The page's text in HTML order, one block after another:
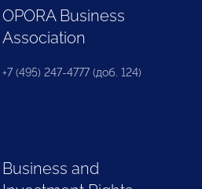
OPORA Business
Association
+7 (495) 247-4777 (доб. 124)
Business and